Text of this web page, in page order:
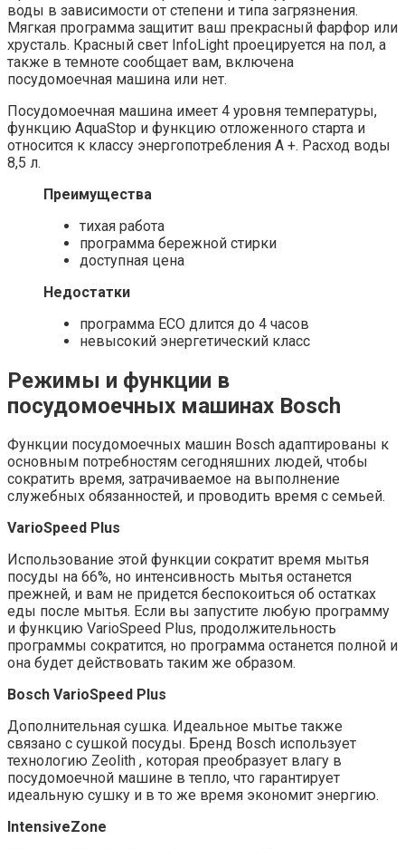
воды в зависимости от степени и типа загрязнения.
Мягкая программа защитит ваш прекрасный фарфор или
хрусталь. Красный свет InfoLight проецируется на пол, а
также в темноте сообщает вам, включена
посудомоечная машина или нет.
Посудомоечная машина имеет 4 уровня температуры,
функцию AquaStop и функцию отложенного старта и
относится к классу энергопотребления A +. Расход воды
8,5 л.
Преимущества
тихая работа
программа бережной стирки
доступная цена
Недостатки
программа ECO длится до 4 часов
невысокий энергетический класс
Режимы и функции в
посудомоечных машинах Bosch
Функции посудомоечных машин Bosch адаптированы к
основным потребностям сегодняшних людей, чтобы
сократить время, затрачиваемое на выполнение
служебных обязанностей, и проводить время с семьей.
VarioSpeed ​​Plus
Использование этой функции сократит время мытья
посуды на 66%, но интенсивность мытья останется
прежней, и вам не придется беспокоиться об остатках
еды после мытья. Если вы запустите любую программу
и функцию VarioSpeed ​​Plus, продолжительность
программы сократится, но программа останется полной и
она будет действовать таким же образом.
Bosch VarioSpeed ​​Plus
Дополнительная сушка. Идеальное мытье также
связано с сушкой посуды. Бренд Bosch использует
технологию Zeolith , которая преобразует влагу в
посудомоечной машине в тепло, что гарантирует
идеальную сушку и в то же время экономит энергию.
IntensiveZone